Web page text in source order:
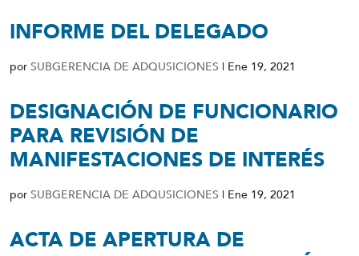
INFORME DEL DELEGADO
por SUBGERENCIA DE ADQUSICIONES | Ene 19, 2021
DESIGNACIÓN DE FUNCIONARIO
PARA REVISIÓN DE
MANIFESTACIONES DE INTERÉS
por SUBGERENCIA DE ADQUSICIONES | Ene 19, 2021
ACTA DE APERTURA DE